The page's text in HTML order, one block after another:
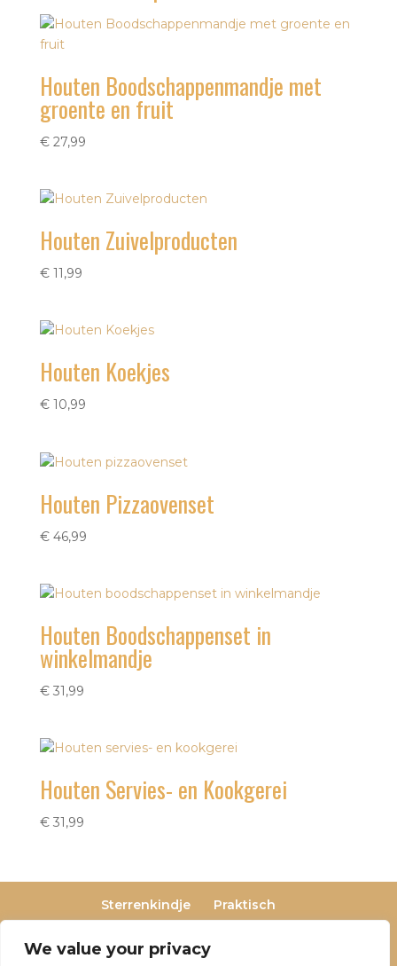
We value your privacy
Houten Boodschappenmandje met
groente en fruit
€27,99
Houten Zuivelproducten
€11,99
Houten Koekjes
€10,99
Houten Pizzaovenset
€46,99
Houten Boodschappenset in
winkelmandje
€31,99
Houten Servies- en Kookgerei
€31,99
Sterrenkindje
Praktisch
Privacy- en cookieverklaring
Terugbetaal- en retourneringsbeleid